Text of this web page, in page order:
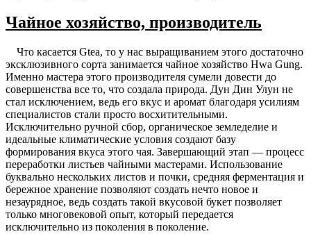
Чайное хозяйство, производитель
Что касается Gtea, то у нас выращиванием этого достаточно
эксклюзивного сорта занимается чайное хозяйство Hwa Gung.
Именно мастера этого производителя сумели довести до
совершенства все то, что создала природа. Дун Дин Улун не
стал исключением, ведь его вкус и аромат благодаря усилиям
специалистов стали просто восхитительными.
Исключительно ручной сбор, органическое земледелие и
идеальные климатические условия создают базу
формирования вкуса этого чая. Завершающий этап — процесс
переработки листьев чайными мастерами. Использование
буквально нескольких листов и почки, средняя ферментация и
бережное хранение позволяют создать нечто новое и
незаурядное, ведь создать такой вкусовой букет позволяет
только многовековой опыт, который передается
исключительно из поколения в поколение.